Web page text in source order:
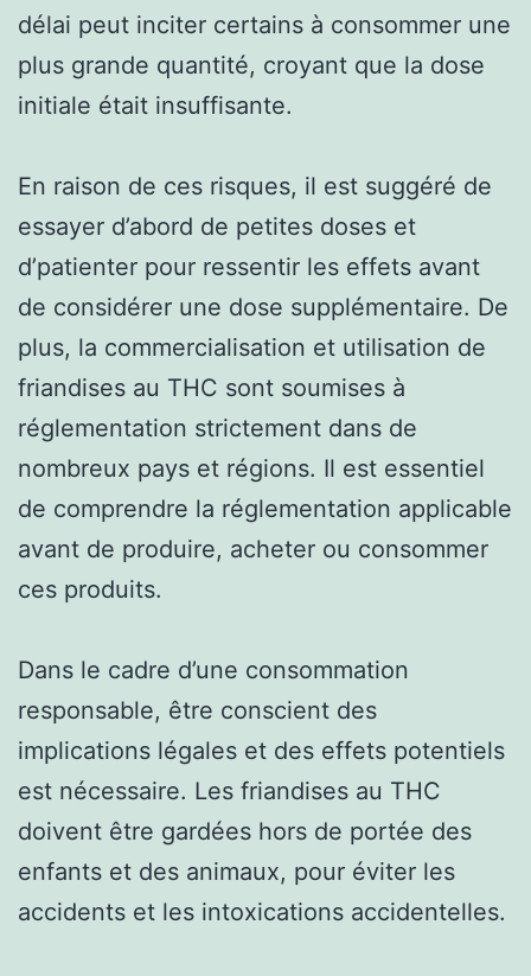
délai peut inciter certains à consommer une
plus grande quantité, croyant que la dose
initiale était insuffisante.
En raison de ces risques, il est suggéré de
essayer d’abord de petites doses et
d’patienter pour ressentir les effets avant
de considérer une dose supplémentaire. De
plus, la commercialisation et utilisation de
friandises au THC sont soumises à
réglementation strictement dans de
nombreux pays et régions. Il est essentiel
de comprendre la réglementation applicable
avant de produire, acheter ou consommer
ces produits.
Dans le cadre d’une consommation
responsable, être conscient des
implications légales et des effets potentiels
est nécessaire. Les friandises au THC
doivent être gardées hors de portée des
enfants et des animaux, pour éviter les
accidents et les intoxications accidentelles.